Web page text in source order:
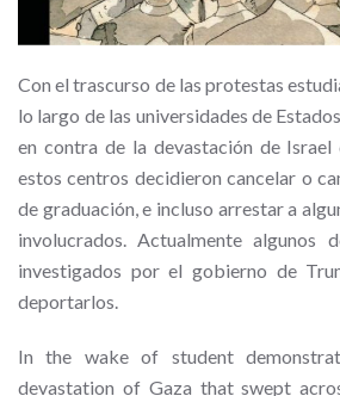
Con el trascurso de las protestas
lo largo de las universidades de
en contra de la devastación de
estos centros decidieron cancelar o
de graduación, e incluso arrestar a
involucrados. Actualmente algunos
investigados por el gobierno de
deportarlos.
In the wake of student
devastation of Gaza that swept